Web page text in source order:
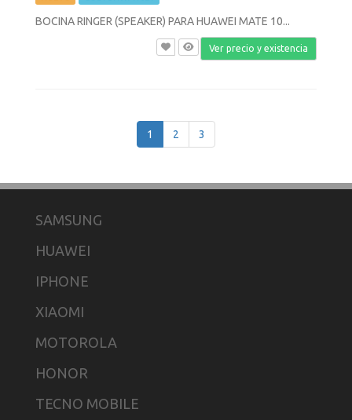
BOCINA RINGER (SPEAKER) PARA HUAWEI MATE 10...
Ver precio y existencia
1 2 3
SAMSUNG
HUAWEI
IPHONE
XIAOMI
MOTOROLA
HONOR
TECNO MOBILE